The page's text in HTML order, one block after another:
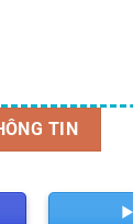
lượng TIN